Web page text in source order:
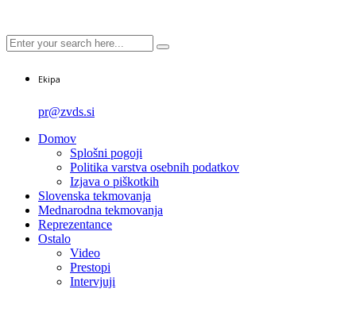
Ekipa
pr@zvds.si
Domov
Splošni pogoji
Politika varstva osebnih podatkov
Izjava o piškotkih
Slovenska tekmovanja
Mednarodna tekmovanja
Reprezentance
Ostalo
Video
Prestopi
Intervjuji